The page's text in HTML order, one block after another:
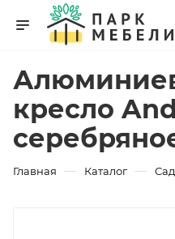
кресло
Главная — Каталог —